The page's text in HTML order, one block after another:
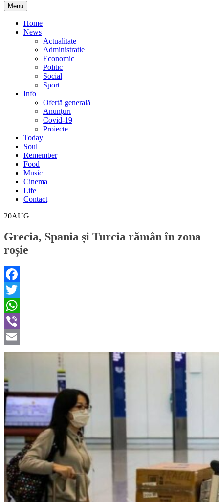
Menu Skip
to
content
Home
News
Actualitate
Administratie
Economic
Politic
Social
Sport
Info
Ofertă generală
Anunțuri
Covid-19
Proiecte
Today
Soul
Remember
Food
Music
Cinema
Life
Contact
20AUG.
Grecia, Spania și Turcia rămân în zona
roșie
Facebook
Twitter
WhatsApp
Viber
Email